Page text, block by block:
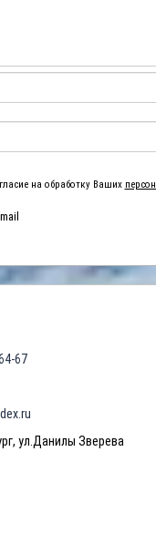
на обработку Ваших
67
ул.Данилы Зверева